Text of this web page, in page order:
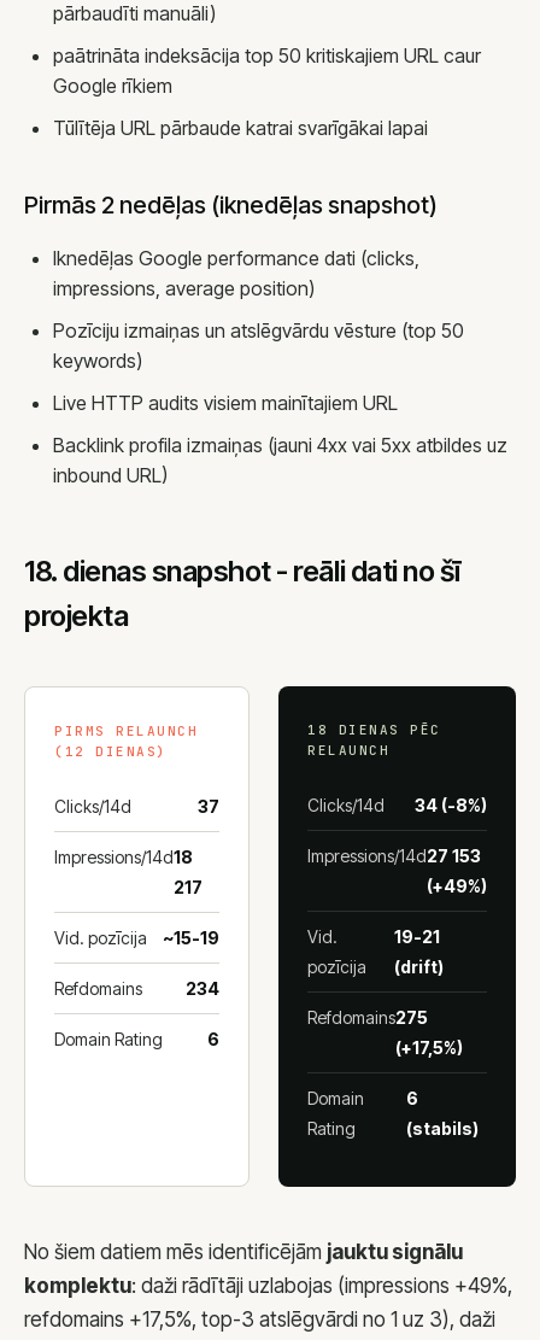
pārbaudīti manuāli)
paātrināta indeksācija top 50 kritiskajiem URL caur
Google rīkiem
Tūlītēja URL pārbaude katrai svarīgākai lapai
Pirmās 2 nedēļas (iknedēļas snapshot)
Iknedēļas Google performance dati (clicks,
impressions, average position)
Pozīciju izmaiņas un atslēgvārdu vēsture (top 50
keywords)
Live HTTP audits visiem mainītajiem URL
Backlink profila izmaiņas (jauni 4xx vai 5xx atbildes uz
inbound URL)
18. dienas snapshot - reāli dati no šī
projekta
PIRMS RELAUNCH
(12 DIENAS)
Clicks/14d 37
Impressions/14d18
217
Vid. pozīcija ~15-19
Refdomains 234
Domain Rating 6
18 DIENAS PĒC
RELAUNCH
Clicks/14d 34 (-8%)
Impressions/14d27 153
(+49%)
Vid.
pozīcija
19-21
(drift)
Refdomains275
(+17,5%)
Domain
Rating
6
(stabils)
No šiem datiem mēs identificējām jauktu signālu
komplektu: daži rādītāji uzlabojas (impressions +49%,
refdomains +17,5%, top-3 atslēgvārdi no 1 uz 3), daži